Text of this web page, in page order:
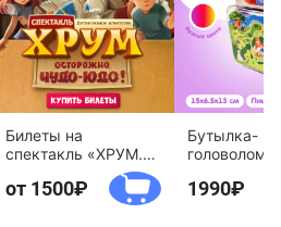
Билеты на
спектакль «ХРУМ.
Осторожно, Чудо-
Юдо!»
от 1500
Бутылка-
агентство
1990